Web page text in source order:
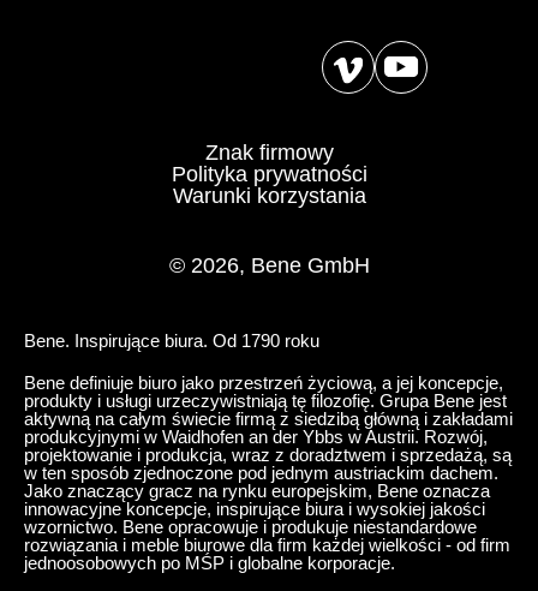
© 2026, Bene GmbH
Znak firmowy
Polityka prywatności
Warunki korzystania
Bene. Inspirujące biura. Od 1790 roku
Bene definiuje biuro jako przestrzeń życiową, a jej koncepcje,
produkty i usługi urzeczywistniają tę filozofię. Grupa Bene jest
aktywną na całym świecie firmą z siedzibą główną i zakładami
produkcyjnymi w Waidhofen an der Ybbs w Austrii. Rozwój,
projektowanie i produkcja, wraz z doradztwem i sprzedażą, są
w ten sposób zjednoczone pod jednym austriackim dachem.
Jako znaczący gracz na rynku europejskim, Bene oznacza
innowacyjne koncepcje, inspirujące biura i wysokiej jakości
wzornictwo. Bene opracowuje i produkuje niestandardowe
rozwiązania i meble biurowe dla firm każdej wielkości - od firm
jednoosobowych po MŚP i globalne korporacje.